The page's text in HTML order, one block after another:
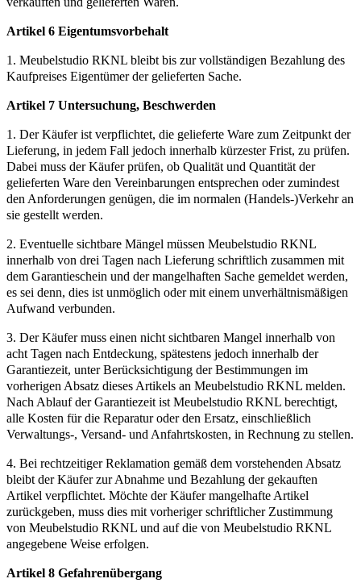
Artikel 6 Eigentumsvorbehalt
1. Meubelstudio RKNL bleibt bis zur vollständigen Bezahlung des
Kaufpreises Eigentümer der gelieferten Sache.
Artikel 7 Untersuchung, Beschwerden
1. Der Käufer ist verpflichtet, die gelieferte Ware zum Zeitpunkt der
Lieferung, in jedem Fall jedoch innerhalb kürzester Frist, zu prüfen.
Dabei muss der Käufer prüfen, ob Qualität und Quantität der
gelieferten Ware den Vereinbarungen entsprechen oder zumindest
den Anforderungen genügen, die im normalen (Handels-)Verkehr an
sie gestellt werden.
2. Eventuelle sichtbare Mängel müssen Meubelstudio RKNL
innerhalb von drei Tagen nach Lieferung schriftlich zusammen mit
dem Garantieschein und der mangelhaften Sache gemeldet werden,
es sei denn, dies ist unmöglich oder mit einem unverhältnismäßigen
Aufwand verbunden.
3. Der Käufer muss einen nicht sichtbaren Mangel innerhalb von
acht Tagen nach Entdeckung, spätestens jedoch innerhalb der
Garantiezeit, unter Berücksichtigung der Bestimmungen im
vorherigen Absatz dieses Artikels an Meubelstudio RKNL melden.
Nach Ablauf der Garantiezeit ist Meubelstudio RKNL berechtigt,
alle Kosten für die Reparatur oder den Ersatz, einschließlich
Verwaltungs-, Versand- und Anfahrtskosten, in Rechnung zu stellen.
4. Bei rechtzeitiger Reklamation gemäß dem vorstehenden Absatz
bleibt der Käufer zur Abnahme und Bezahlung der gekauften
Artikel verpflichtet. Möchte der Käufer mangelhafte Artikel
zurückgeben, muss dies mit vorheriger schriftlicher Zustimmung
von Meubelstudio RKNL und auf die von Meubelstudio RKNL
angegebene Weise erfolgen.
Artikel 8 Gefahrenübergang